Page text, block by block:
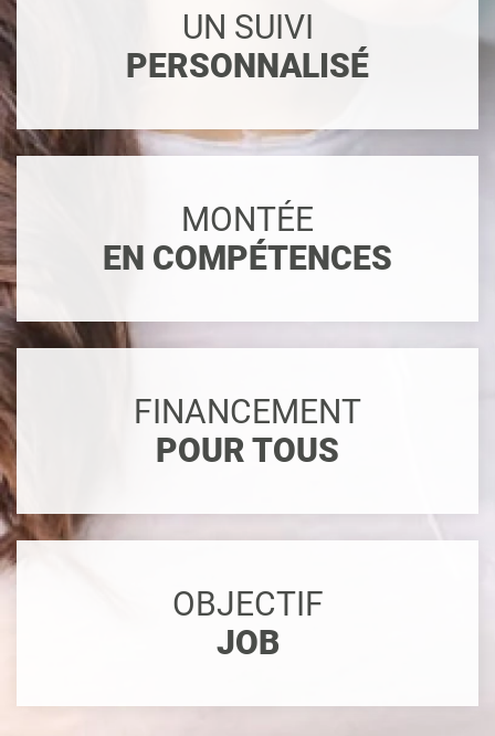
UN SUIVI
PERSONNALISÉ
MONTÉE
EN COMPÉTENCES
FINANCEMENT
POUR TOUS
OBJECTIF
JOB